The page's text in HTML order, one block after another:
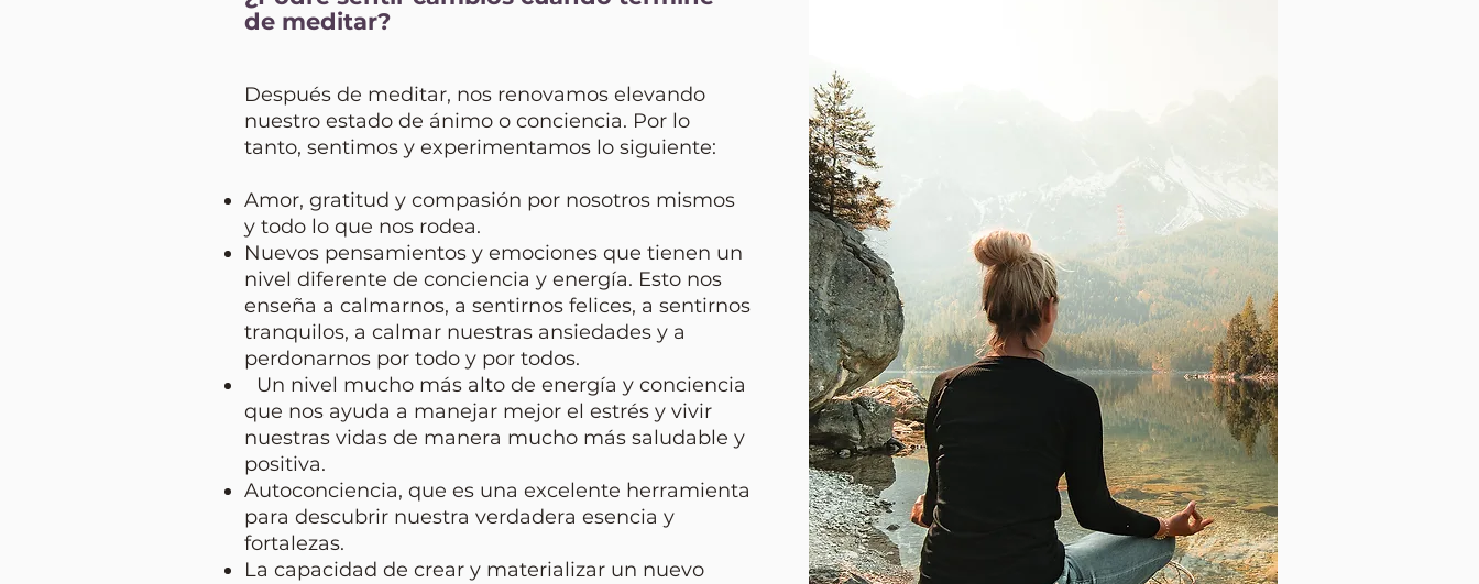
de meditar?
Después de meditar, nos renovamos elevando
nuestro estado de ánimo o conciencia. Por lo
tanto, sentimos y experimentamos lo siguiente:
Amor, gratitud y compasión por nosotros mismos
y todo lo que nos rodea.
Nuevos pensamientos y emociones que tienen un
nivel diferente de conciencia y energía. Esto nos
enseña a calmarnos, a sentirnos felices, a sentirnos
tranquilos, a calmar nuestras ansiedades y a
perdonarnos por todo y por todos.
Un nivel mucho más alto de energía y conciencia
que nos ayuda a manejar mejor el estrés y vivir
nuestras vidas de manera mucho más saludable y
positiva.
Autoconciencia, que es una excelente herramienta
para descubrir nuestra verdadera esencia y
fortalezas.
La capacidad de crear y materializar un nuevo